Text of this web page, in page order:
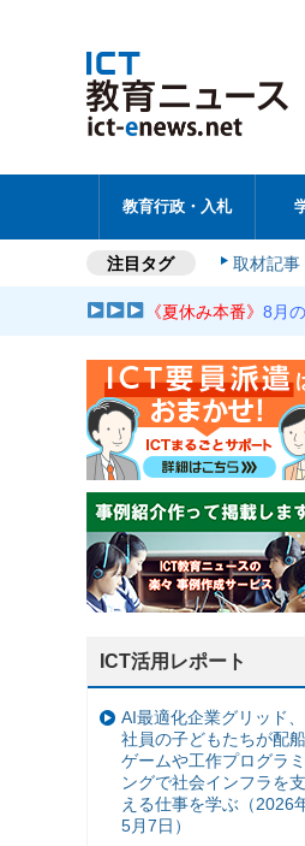
教育行政・入札
注目タグ 取材記事
《夏休み本番》8月
ICT活用レポート
AI最適化企業グリッド、
社員の子どもたちが配船
ゲームや工作プログラミ
ングで社会インフラを支
える仕事を学ぶ（2026
5月7日）